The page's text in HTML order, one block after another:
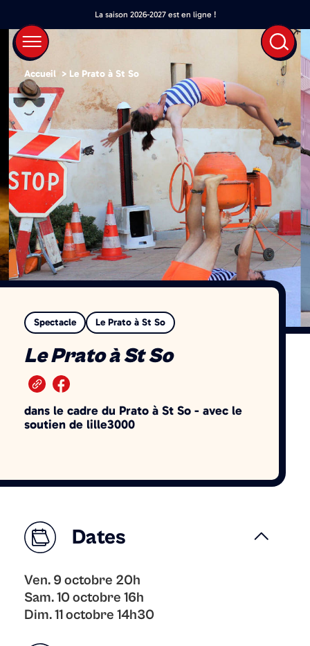
La saison 2026-2027 est en ligne !
Accueil > Le Prato à St So
Spectacle Le Prato à St So
Le Prato à St So
dans le cadre du Prato à St So - avec le
soutien de lille3000
Dates
Ven. 9 octobre 20h
Sam. 10 octobre 16h
Dim. 11 octobre 14h30